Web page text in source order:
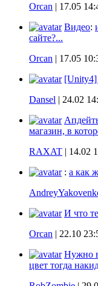
Orcan | 17.05
Видео:
сайте?...
Orcan | 17.05
[Unity4]
Dansel | 24.02
магазин, в
RAXAT | 14.02
: а как
И что
Orcan | 22.10
Нужно
цвет тогда